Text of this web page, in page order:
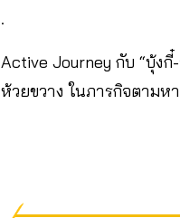
.
Active Journey กับ “บุ้งกี๋
ห้วยขวาง ในภารกิจตาม